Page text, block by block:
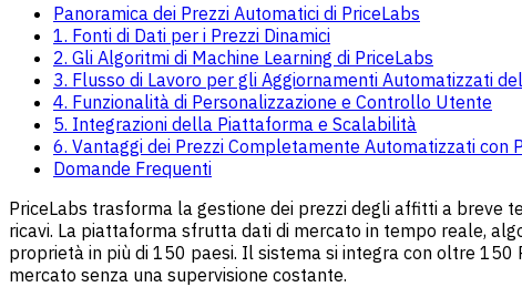
Panoramica dei Prezzi Automatici di PriceLabs
1. Fonti di Dati per i Prezzi Dinamici
2. Gli Algoritmi di Machine Learning di PriceLabs
3. Flusso di Lavoro per gli Aggiornamenti Automatizzati
4. Funzionalità di Personalizzazione e Controllo Utente
5. Integrazioni della Piattaforma e Scalabilità
6. Vantaggi dei Prezzi Completamente Automatizzati con
Domande Frequenti
PriceLabs trasforma la gestione dei prezzi degli affitti a breve
ricavi. La piattaforma sfrutta dati di mercato in tempo reale,
proprietà in più di 150 paesi. Il sistema si integra con oltre
mercato senza una supervisione costante.